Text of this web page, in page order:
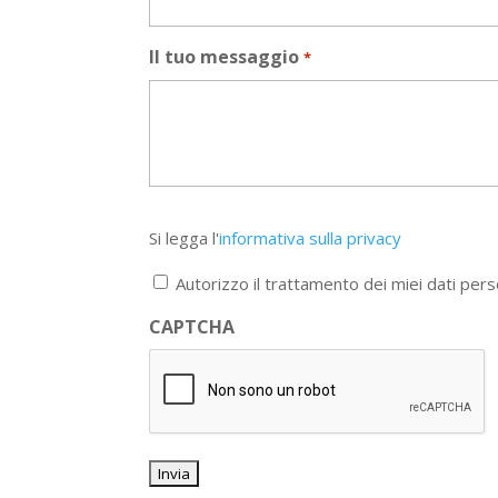
Il tuo messaggio *
legga
l'informativa
privacy
*
Si legga l'informativa sulla privacy
Autorizzo il trattamento dei miei dati
CAPTCHA